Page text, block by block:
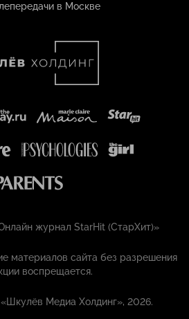
в Москве
журнал StarHit (СтарХит)»
материалов сайта без разрешения
воспрещается.
Медиа Холдинг», 2026.